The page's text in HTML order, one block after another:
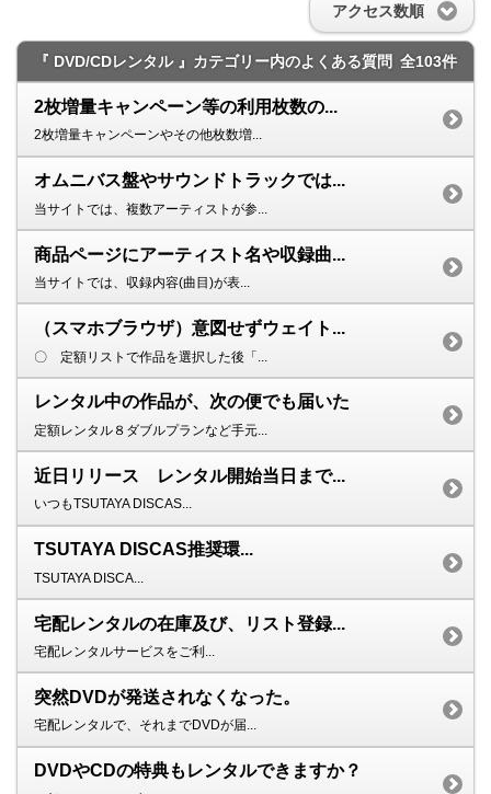
アクセス数順
『 DVD/CDレンタル 』カテゴリー内のよくある質問 全103件
2枚増量キャンペーン等の利用枚数の...
2枚増量キャンペーンやその他枚数増...
オムニバス盤やサウンドトラックでは...
当サイトでは、複数アーティストが参...
商品ページにアーティスト名や収録曲...
当サイトでは、収録内容(曲目)が表...
（スマホブラウザ）意図せずウェイト...
〇 定額リストで作品を選択した後「...
レンタル中の作品が、次の便でも届いた
定額レンタル８ダブルプランなど手元...
近日リリース レンタル開始当日まで...
いつもTSUTAYA DISCAS...
TSUTAYA DISCAS推奨環...
TSUTAYA DISCA...
宅配レンタルの在庫及び、リスト登録...
宅配レンタルサービスをご利...
突然DVDが発送されなくなった。
宅配レンタルで、それまでDVDが届...
DVDやCDの特典もレンタルできますか？